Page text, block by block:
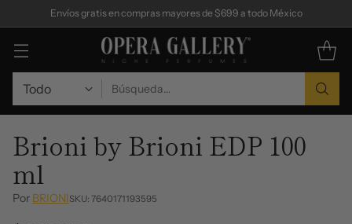
Búsqueda…
Envíos gratis en compras mayores de $699 a todo México
Brioni by Brioni EDP 100
ml
Por BRIONISKU: 7640171193595